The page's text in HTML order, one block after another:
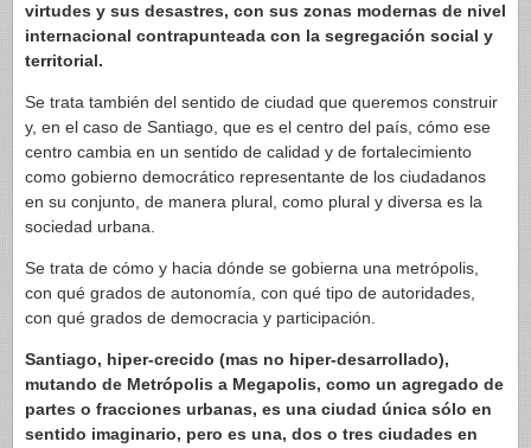
virtudes y sus desastres, con sus zonas modernas de nivel
internacional contrapunteada con la segregación social y
territorial.
Se trata también del sentido de ciudad que queremos construir
y, en el caso de Santiago, que es el centro del país, cómo ese
centro cambia en un sentido de calidad y de fortalecimiento
como gobierno democrático representante de los ciudadanos
en su conjunto, de manera plural, como plural y diversa es la
sociedad urbana.
Se trata de cómo y hacia dónde se gobierna una metrópolis,
con qué grados de autonomía, con qué tipo de autoridades,
con qué grados de democracia y participación.
Santiago, hiper-crecido (mas no hiper-desarrollado),
mutando de Metrópolis a Megapolis, como un agregado de
partes o fracciones urbanas, es una ciudad única sólo en
sentido imaginario, pero es una, dos o tres ciudades en